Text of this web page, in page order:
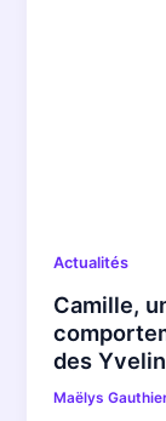
Actualités
Camille,
des
Maëlys